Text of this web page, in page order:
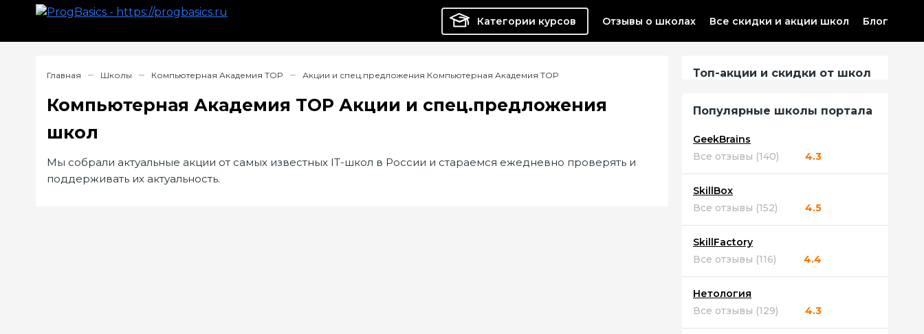
Категории курсов Отзывы о школах Все скидки и акции школ Блог
Главная Школы Компьютерная Академия TOP Акции и спец.предложения Компьютерная Академия TOP
Компьютерная Академия TOP Акции и спец.предложения
школ
Мы собрали актуальные акции от самых известных IT-школ в России и стараемся ежедневно проверять и
поддерживать их актуальность.
Топ-акции и скидки от школ
Популярные школы портала
GeekBrains
Все отзывы (140)
4.3
SkillBox
Все отзывы (152)
4.5
SkillFactory
Все отзывы (116)
4.4
Нетология
Все отзывы (129)
4.3